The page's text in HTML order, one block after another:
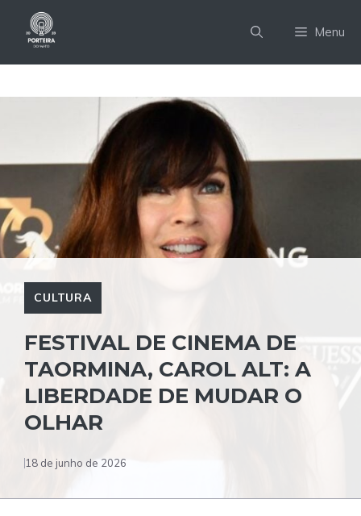
Menu
CULTURA
FESTIVAL DE CINEMA DE
TAORMINA, CAROL ALT: A
LIBERDADE DE MUDAR O
OLHAR
18 de junho de 2026